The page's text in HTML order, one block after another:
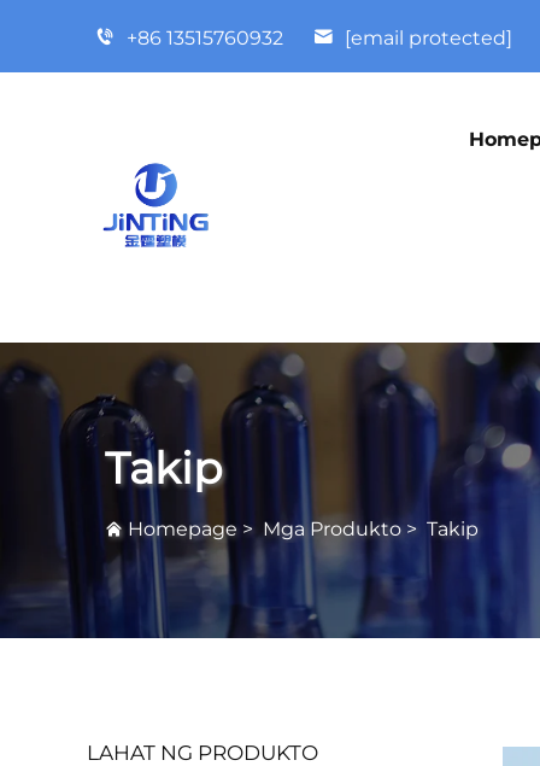
+86 13515760932 [email protected]
Takip
Homepage > Mga Produkto > Takip
LAHAT NG PRODUKTO